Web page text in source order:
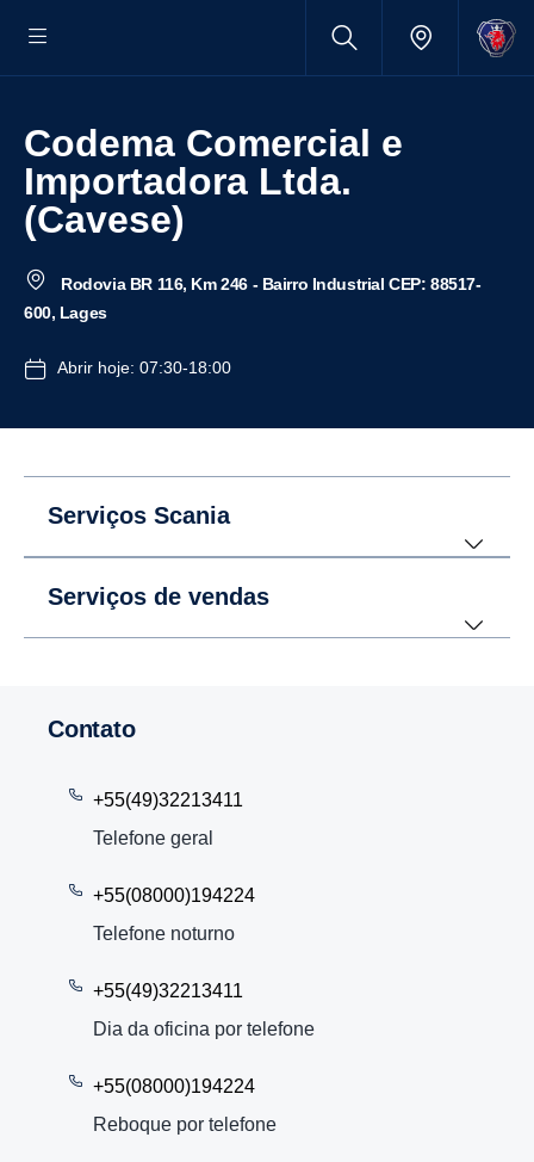
Codema Comercial e
Importadora Ltda.
(Cavese)
Rodovia BR 116, Km 246 - Bairro Industrial CEP: 88517-
600, Lages
Abrir hoje: 07:30-18:00
Serviços Scania
Serviços de vendas
Contato
+55(49)32213411
Telefone geral
+55(08000)194224
Telefone noturno
+55(49)32213411
Dia da oficina por telefone
+55(08000)194224
Reboque por telefone